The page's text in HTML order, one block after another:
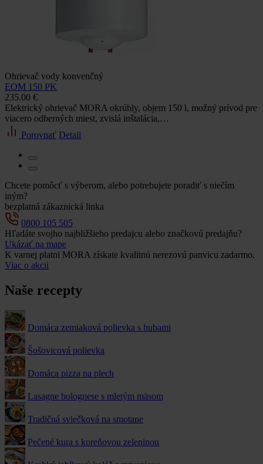
Ohrievač vody konvenčný
EOM 150 PK
235.00 €
Elektrický ohrievač MORA okrúhly, objem 150 l, možný prívod pre
viacero odberných miest, zvislá inštalácia,…
Porovnať Detail
Chcete pomôcť s výberom, alebo potrebujete poradiť s niečím
iným?
bezplatná zákaznická linka
0800 105 505
Hľadáte svojho najbližšieho predajcu alebo značkovú predajňu?
Ukázať na mape
K varnej platni MORA získate kvalitnú nerezovú panvicu zadarmo.
Viac o akcii
Naše recepty
Domáca zemiaková polievka s hubami
Šošovicová polievka
Domáca pizza na plech
Lasagne bolognese s mletým mäsom
Tradičná sviečková na smotane
Pečené kura s koreňovou zeleninou